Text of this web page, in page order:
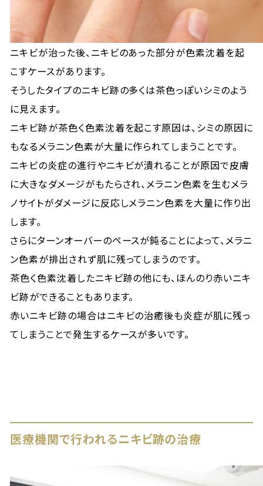
ニキビが治った後、ニキビのあった部分が色素沈着を起
こすケースがあります。
そうしたタイプのニキビ跡の多くは茶色っぽいシミのよう
に見えます。
ニキビ跡が茶色く色素沈着を起こす原因は、シミの原因に
もなるメラニン色素が大量に作られてしまうことです。
ニキビの炎症の進行やニキビが潰れることが原因で皮膚
に大きなダメージがもたらされ、メラニン色素を生むメラ
ノサイトがダメージに反応しメラニン色素を大量に作り出
します。
さらにターンオーバーのペースが鈍ることによって、メラニ
ン色素が排出されず肌に残ってしまうのです。
茶色く色素沈着したニキビ跡の他にも、ほんのり赤いニキ
ビ跡ができることもあります。
赤いニキビ跡の場合はニキビの治癒後も炎症が肌に残っ
てしまうことで発生するケースが多いです。
医療機関で行われるニキビ跡の治療